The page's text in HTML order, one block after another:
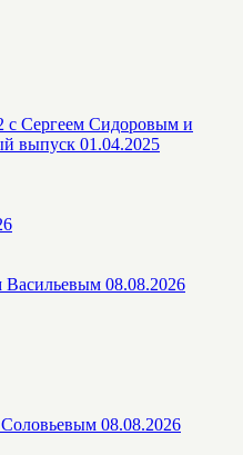
с Сергеем Сидоровым и
выпуск 01.04.2025
08.08.2026
08.08.2026